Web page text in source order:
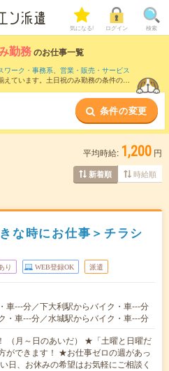
気になる! ログイン 検索
勤務のお仕事一覧
ワーク・事務系、 営業・販売・サービス
えています。土日祝のみ勤務の条件の他
条件の変更
平均時給: 1,200 円
新着順 時給順
な時にお仕事＞チラシ
り WEB登録OK 派遣
車---分／下大利駅からバイク・車---分
・車---分／水城駅からバイク・車---分
（月～日のあいだ） ★「土曜と日曜だ
ができます！ ★お仕事ゼロの週があっ
日、お休みの希望はお気軽にご相談く